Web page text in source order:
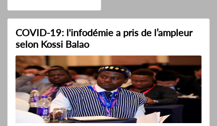
COVID-19: l'infodémie a pris de l’ampleur
selon Kossi Balao